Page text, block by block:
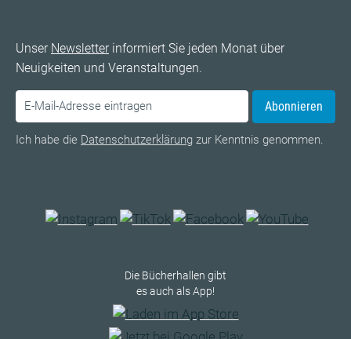
Unser Newsletterinformiert Sie jeden Monat über
Neuigkeiten und Veranstaltungen.
Abonnieren
Ich habe die Datenschutzerklärung zur Kenntnis genommen.
Die Bücherhallen gibt
es auch als App!